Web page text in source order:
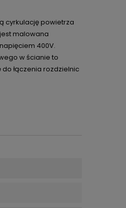
cyrkulację powietrza
malowana
400V.
w ścianie to
łączenia rozdzielnic